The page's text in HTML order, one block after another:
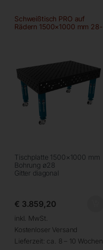
Schweißtisch PRO auf
Rädern 1500×1000 mm 28-
Tischplatte 1500×1000 mm
Bohrung ø28
Gitter diagonal
€ 3.859,20
inkl. MwSt.
Kostenloser Versand
Lieferzeit: ca. 8 – 10 Wochen